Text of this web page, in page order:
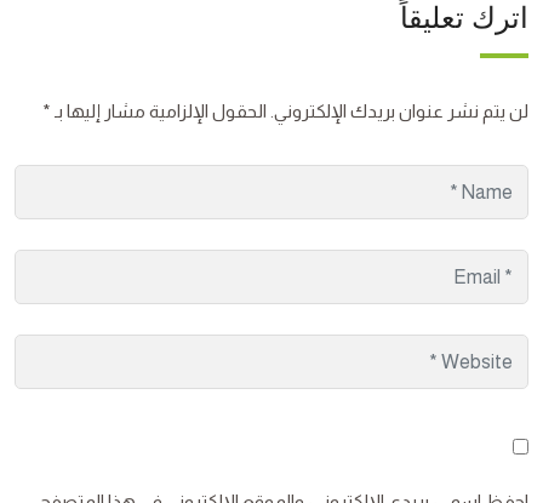
اترك تعليقاً
لن يتم نشر عنوان بريدك الإلكتروني. الحقول الإلزامية مشار إليها بـ *